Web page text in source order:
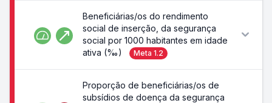
Beneficiárias/os do rendimento
social de inserção, da segurança
social por 1000 habitantes em idade
ativa (‰)
Meta 1.2
Proporção de beneficiárias/os de
subsídios de doença da segurança